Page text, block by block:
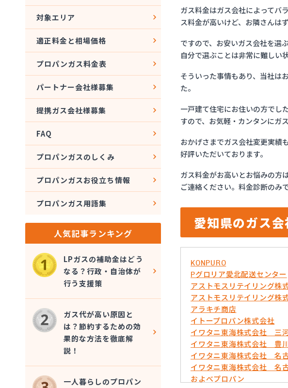
ガス料金はガス会社によってバ
ス料金が高いけど、お隣さんは
ですので、お安いガス会社を選
自分で選ぶことは非常に難しい
そういった事情もあり、当社は
た。
一戸建て住宅にお住いの方でし
すので、お気軽・カンタンにガ
おかげさまでガス会社変更実績
好評いただいております。
ガス料金がお高いとお悩みの方
ご連絡ください。料金診断のみ
愛知県のガス
KONPURO
Pグロリア愛北配送センター
アストモスリテイリング
アストモスリテイリング
アラキチ商店
イトープロパン株式会社
イワタニ東海株式会社 三
イワタニ東海株式会社 豊
イワタニ東海株式会社 名
イワタニ東海株式会社 名
およべプロパン
対象エリア
適正料金と相場価格
プロパンガス料金表
パートナー会社様募集
提携ガス会社様募集
FAQ
プロパンガスのしくみ
プロパンガスお役立ち情報
プロパンガス用語集
人気記事ランキング
LPガスの補助金はどう
なる？行政・自治体が
行う支援策
ガス代が高い原因と
は？節約するための効
果的な方法を徹底解
説！
一人暮らしのプロパン